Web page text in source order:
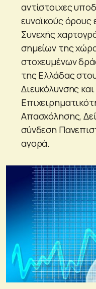
αντίστοιχες
ευνοϊκούς
Συνεχής
σημείων της
στοχευμένων
της Ελλάδας
Διευκόλυνσης
Απασχόλησης,
σύνδεση
αγορά.